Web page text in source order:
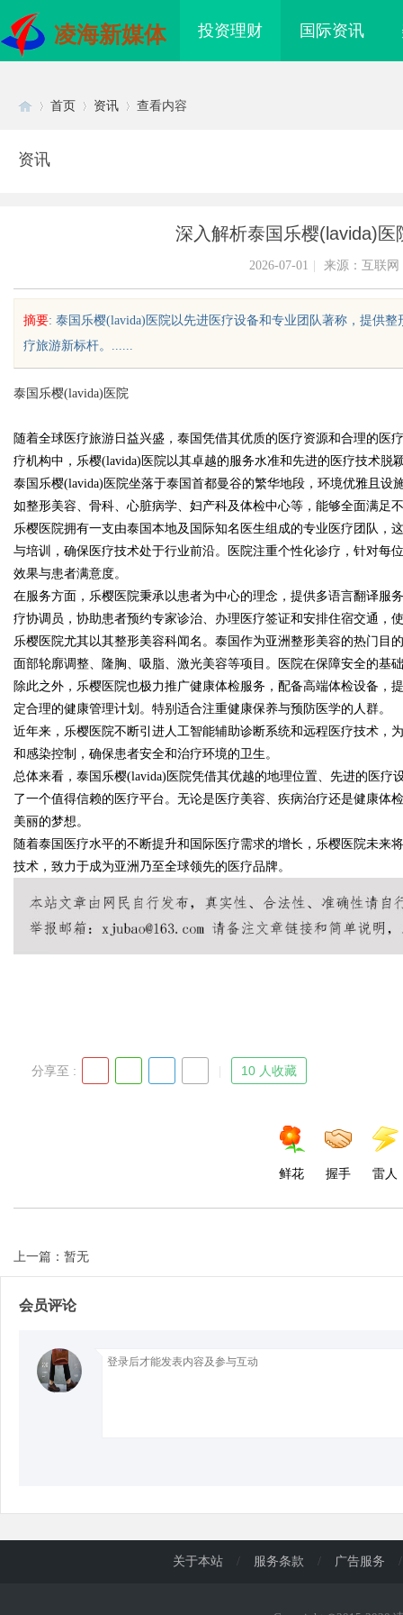
凌海新媒体 投资理财 国际资讯
uz
!
Bo
d
首页 资讯 查看内容
资讯
深入解析泰国乐樱(lavida)
2026-07-01 来源：互联网
摘要: 泰国乐樱(lavida)医院以先进医疗设备和专业团队著称，提供
疗旅游新标杆。......
泰国乐樱(lavida)医院
随着全球医疗旅游日益兴盛，泰国凭借其优质的医疗资源和合理的医
疗机构中，乐樱(lavida)医院以其卓越的服务水准和先进的医疗技术脱
泰国乐樱(lavida)医院坐落于泰国首都曼谷的繁华地段，环境优雅且
如整形美容、骨科、心脏病学、妇产科及体检中心等，能够全面满足
乐樱医院拥有一支由泰国本地及国际知名医生组成的专业医疗团队，
与培训，确保医疗技术处于行业前沿。医院注重个性化诊疗，针对每
效果与患者满意度。
在服务方面，乐樱医院秉承以患者为中心的理念，提供多语言翻译服
疗协调员，协助患者预约专家诊治、办理医疗签证和安排住宿交通，
乐樱医院尤其以其整形美容科闻名。泰国作为亚洲整形美容的热门目
面部轮廓调整、隆胸、吸脂、激光美容等项目。医院在保障安全的基
除此之外，乐樱医院也极力推广健康体检服务，配备高端体检设备，
定合理的健康管理计划。特别适合注重健康保养与预防医学的人群。
近年来，乐樱医院不断引进人工智能辅助诊断系统和远程医疗技术，
和感染控制，确保患者安全和治疗环境的卫生。
总体来看，泰国乐樱(lavida)医院凭借其优越的地理位置、先进的医
了一个值得信赖的医疗平台。无论是医疗美容、疾病治疗还是健康体
美丽的梦想。
随着泰国医疗水平的不断提升和国际医疗需求的增长，乐樱医院未来
技术，致力于成为亚洲乃至全球领先的医疗品牌。
分享至 : 10 人收藏
鲜花 握手 雷人
上一篇：暂无
会员评论
沉浸式空中观影新体
化策略
关于本站 / 服务条款 / 广告服务 /